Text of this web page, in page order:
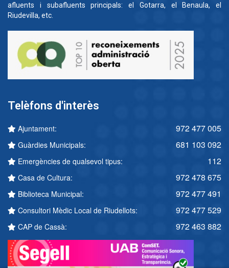
afluents i subafluents principals: el Gotarra, el Benaula, el
Riudevilla, etc.
Telèfons d'interès
Ajuntament: 972 477 005
Guàrdies Municipals: 681 103 092
Emergències de qualsevol tipus: 112
Casa de Cultura: 972 478 675
Biblioteca Municipal: 972 477 491
Consultori Mèdic Local de Riudellots: 972 477 529
CAP de Cassà: 972 463 882